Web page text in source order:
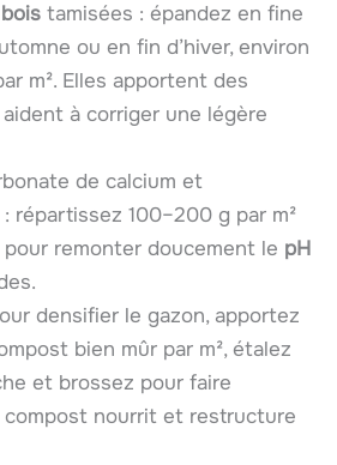
tamisées : épandez en fine
ou en fin d’hiver, environ
m². Elles apportent des
à corriger une légère
de calcium et
: répartissez 100–200 g par m²
remonter doucement le pH
densifier le gazon, apportez
bien mûr par m², étalez
et brossez pour faire
compost nourrit et restructure